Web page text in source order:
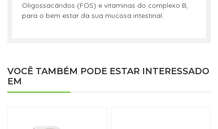
Oligossacáridos (FOS) e vitaminas do complexo B,
para o bem estar da sua mucosa intestinal.
VOCÊ TAMBÉM PODE ESTAR INTERESSADO
EM